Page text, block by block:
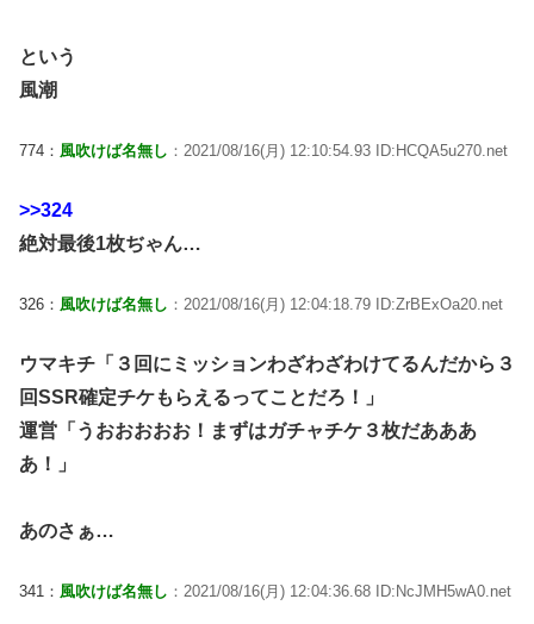
という
風潮
774： 風吹けば名無し ：2021/08/16(月) 12:10:54.93 ID:HCQA5u270.net
>>324
絶対最後1枚ぢゃん…
326： 風吹けば名無し ：2021/08/16(月) 12:04:18.79 ID:ZrBExOa20.net
ウマキチ「３回にミッションわざわざわけてるんだから３
回SSR確定チケもらえるってことだろ！」
運営「うおおおおお！まずはガチャチケ３枚だあああ
あ！」
あのさぁ…
341： 風吹けば名無し ：2021/08/16(月) 12:04:36.68 ID:NcJMH5wA0.net